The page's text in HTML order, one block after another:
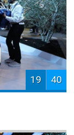
19 40